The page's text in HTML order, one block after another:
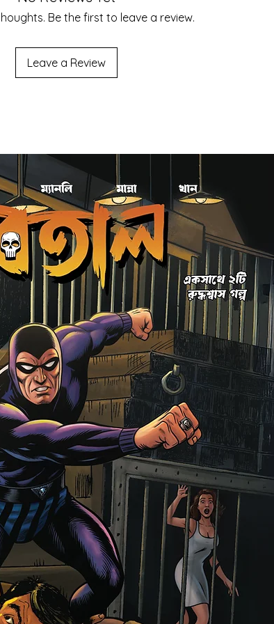
Be the first to leave a review.
Leave a Review